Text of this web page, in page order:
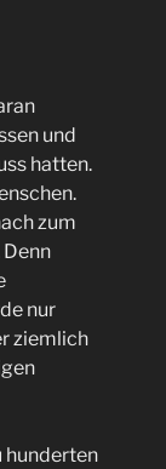
und
hatten.
zum
nur
ziemlich
hunderten